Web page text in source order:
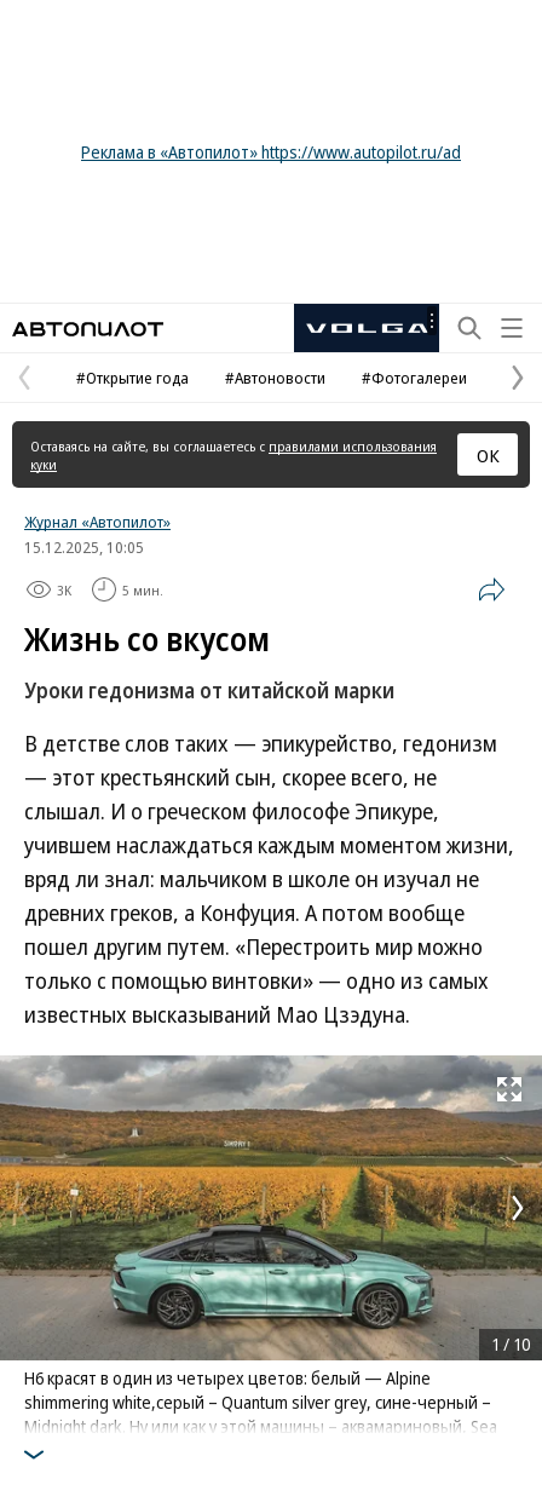
Реклама в «Автопилот» https://www.autopilot.ru/ad
Рекламная
Предыдущая
страница
#Открытие года #Автоновости #Фотогалереи
Оставаясь на сайте, вы соглашаетесь с правилами использования
куки
ОК
Журнал «Автопилот»
15.12.2025, 10:05
3K 5 мин.
Жизнь со вкусом
Уроки гедонизма от китайской марки
В детстве слов таких — эпикурейство, гедонизм
— этот крестьянский сын, скорее всего, не
слышал. И о греческом философе Эпикуре,
учившем наслаждаться каждым моментом жизни,
вряд ли знал: мальчиком в школе он изучал не
древних греков, а Конфуция. А потом вообще
пошел другим путем. «Перестроить мир можно
только с помощью винтовки» — одно из самых
известных высказываний Мао Цзэдуна.
Развернуть
H6 красят в один из четырех цветов: белый — Alpine
shimmering white,серый – Quantum silver grey, сине-черный –
Midnight dark. Ну или как у этой машины – аквамариновый, Sea
foam green.Стойки и крыша будут черными в любом случае
1 / 10